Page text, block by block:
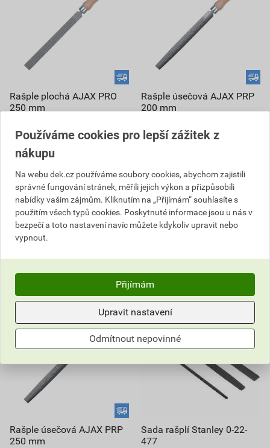
Rašple plochá AJAX PRO
250 mm
368,08Kč
cena za ks s DPH
V centrálním skladu
Můžete mít 11. 8. v prodejně
ks
Do košíku
368,08 Kč celkem s DPH
Rašple úsečová AJAX PRP
200 mm
368,08Kč
V centrálním skladu
Můžete mít 11. 8. v prodejně
ks
368,08 Kč celkem s DPH
Rašple úsečová AJAX PRP
250 mm
Sada rašplí Stanley 0-22-
477
Používáme cookies pro lepší zážitek z
nákupu
Na webu dek.cz používáme soubory cookies, abychom zajistili
správné fungování stránek, měřili jejich výkon a přizpůsobili
nabídky vašim zájmům. Kliknutím na „Přijímám“ souhlasíte s
použitím všech typů cookies. Poskytnuté informace jsou u nás v
bezpečí a toto nastavení navíc můžete kdykoliv upravit nebo
vypnout.
Přijímám
Upravit nastavení
Odmítnout nepovinné